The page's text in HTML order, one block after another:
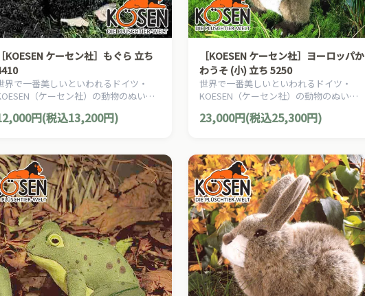
［KOESEN ケーセン社］もぐら 立ち
界で一番美しいといわれるドイツ・
（ケーセン社）の動物のぬいぐ
です。円(税込13,200円)
［KOESEN ケーセン社］ヨーロッパか
わうそ (小) 立ち 5250
世界で一番美しいといわれるドイツ・
KOESEN（ケーセン社）の動物のぬいぐ
るみです。
23,000円(税込25,300円)